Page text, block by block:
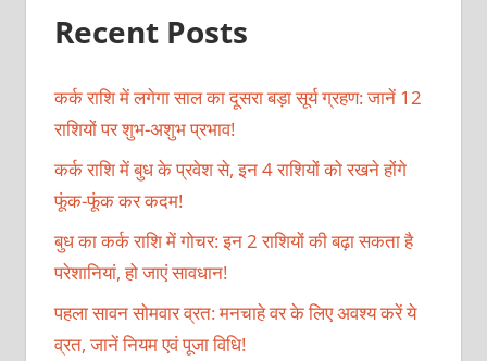
Recent Posts
कर्क राशि में लगेगा साल का दूसरा बड़ा सूर्य ग्रहण: जानें 12
राशियों पर शुभ-अशुभ प्रभाव!
कर्क राशि में बुध के प्रवेश से, इन 4 राशियों को रखने होंगे
फूंक-फूंक कर कदम!
बुध का कर्क राशि में गोचर: इन 2 राशियों की बढ़ा सकता है
परेशानियां, हो जाएं सावधान!
पहला सावन सोमवार व्रत: मनचाहे वर के लिए अवश्य करें ये
व्रत, जानें नियम एवं पूजा विधि!